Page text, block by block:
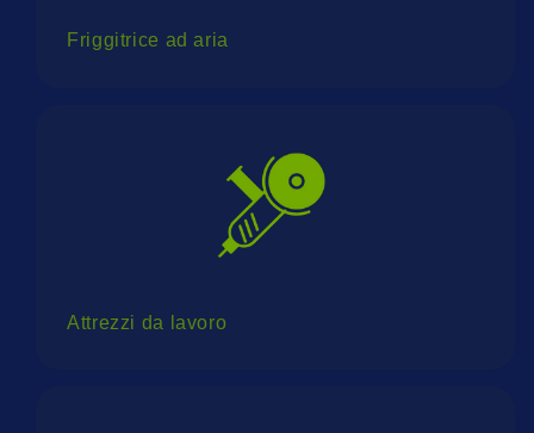
Friggitrice ad aria
Attrezzi da lavoro